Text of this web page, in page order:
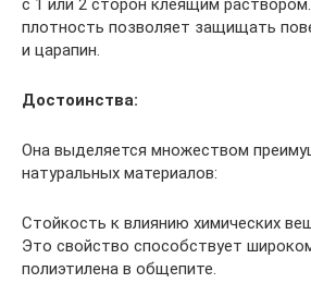
с 1 или 2 сторон клеящим
плотность позволяет защищать
и царапин.
Достоинства:
Она выделяется множеством
натуральных материалов:
Стойкость к влиянию химических
Это свойство способствует
полиэтилена в общепите.